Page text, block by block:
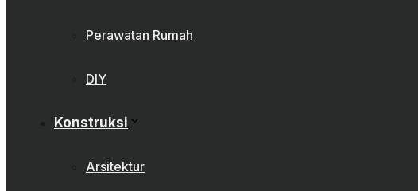
Perawatan Rumah
DIY
Konstruksi
Arsitektur